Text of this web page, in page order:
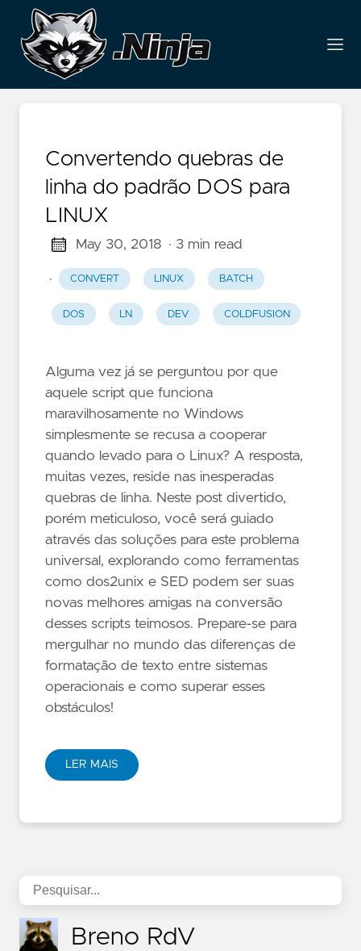
Convertendo quebras de
linha do padrão DOS para
LINUX
May 30, 2018 · 3 min read
· CONVERT LINUX BATCH
DOS LN DEV COLDFUSION
Alguma vez já se perguntou por que
aquele script que funciona
maravilhosamente no Windows
simplesmente se recusa a cooperar
quando levado para o Linux? A resposta,
muitas vezes, reside nas inesperadas
quebras de linha. Neste post divertido,
porém meticuloso, você será guiado
através das soluções para este problema
universal, explorando como ferramentas
como dos2unix e SED podem ser suas
novas melhores amigas na conversão
desses scripts teimosos. Prepare-se para
mergulhar no mundo das diferenças de
formatação de texto entre sistemas
operacionais e como superar esses
obstáculos!
LER MAIS
Breno RdV